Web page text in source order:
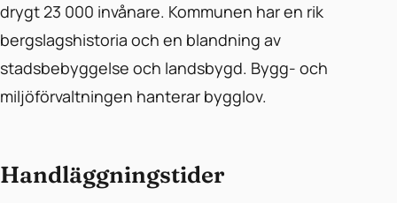
drygt 23 000 invånare. Kommunen har en rik
bergslagshistoria och en blandning av
stadsbebyggelse och landsbygd. Bygg- och
miljöförvaltningen hanterar bygglov.
Handläggningstider